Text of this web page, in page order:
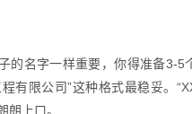
的名字一样重要，你得准备3-5
有限公司”这种格式最稳妥。
朗上口。